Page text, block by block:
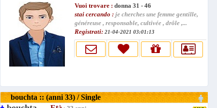
Vuoi trovare : donna 31 - 46
stai cercando : je cherches une femme gentille,
généreuse , responsable, cultivée , drôle ,...
Registrati: 21-04-2021 03:01:13
bouchta :: (anni 33) / Single